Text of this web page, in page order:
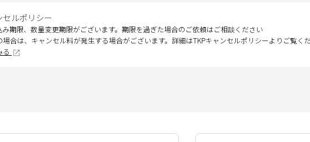
ルポリシー
期限、数量変更期限がございます。期限を過ぎた場合のご依頼はご相談ください
合は、キャンセル料が発生する場合がございます。詳細はTKPキャンセルポリシーよりご覧くだ
る